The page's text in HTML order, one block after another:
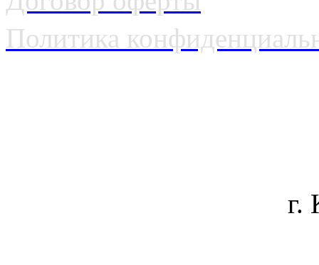
Политика
г.